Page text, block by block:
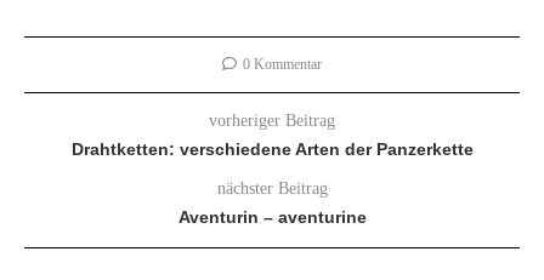
0 Kommentar
vorheriger Beitrag
Drahtketten: verschiedene Arten der Panzerkette
nächster Beitrag
Aventurin – aventurine